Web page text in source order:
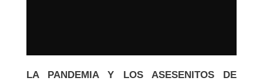
LA PANDEMIA Y LOS ASESENITOS DE